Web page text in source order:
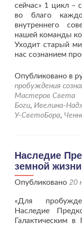
сейчас» 1 цикл –
во благо
внутреннего
нашей команды
Уходит старый
нас сознанием
Опубликовано в
пробуждения
Мастеров Света
Боги, Ивелина-
У-СветоБора,
Наследие
земной
Опубликовано 20
«Для
Наследие
Галактическим